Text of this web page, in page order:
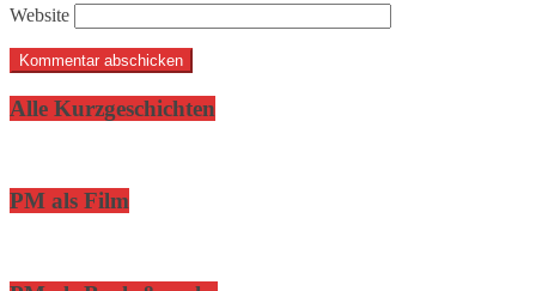
Website
Alle Kurzgeschichten
PM als Film